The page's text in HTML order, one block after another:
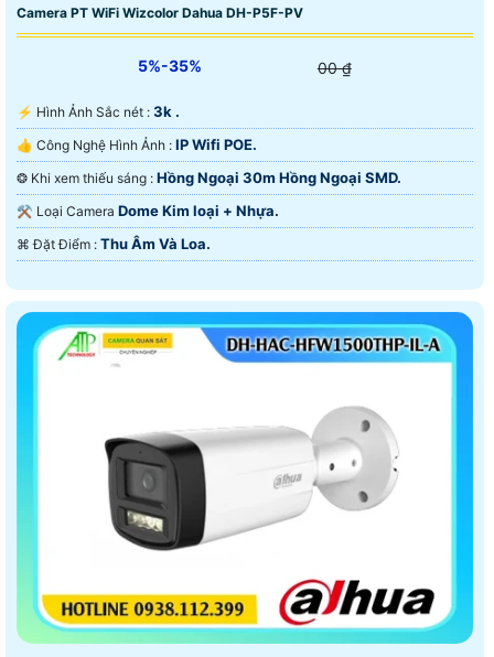
Camera PT WiFi Wizcolor Dahua DH-P5F-PV
5%-35% 00 ₫
️⚡ Hình Ảnh Sắc nét : 3k .
👍 Công Nghệ Hình Ảnh : IP Wifi POE.
❂ Khi xem thiếu sáng : Hồng Ngoại 30m Hồng Ngoại SMD.
⚒ Loại Camera Dome Kim loại + Nhựa.
️⌘ Đặt Điểm : Thu Âm Và Loa.